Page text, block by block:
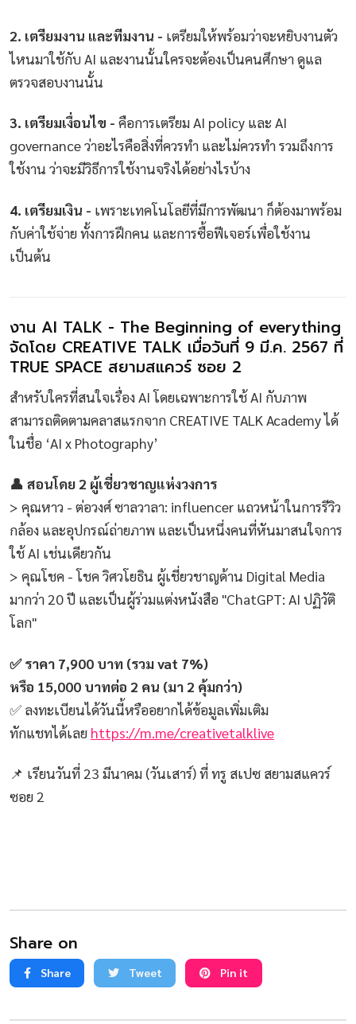
2. เตรียมงาน และทีมงาน - เตรียมให้พร้อมว่าจะหยิบงานตัว
ไหนมาใช้กับ AI และงานนั้นใครจะต้องเป็นคนศึกษา ดูแล
ตรวจสอบงานนั้น
3. เตรียมเงื่อนไข - คือการเตรียม AI policy และ AI
governance ว่าอะไรคือสิ่งที่ควรทำ และไม่ควรทำ รวมถึงการ
ใช้งาน ว่าจะมีวิธีการใช้งานจริงได้อย่างไรบ้าง
4. เตรียมเงิน - เพราะเทคโนโลยีที่มีการพัฒนา ก็ต้องมาพร้อม
กับค่าใช้จ่าย ทั้งการฝึกคน และการซื้อฟีเจอร์เพื่อใช้งาน
เป็นต้น
งาน AI TALK - The Beginning of everything
จัดโดย CREATIVE TALK เมื่อวันที่ 9 มี.ค. 2567 ที่
TRUE SPACE สยามสแควร์ ซอย 2
สำหรับใครที่สนใจเรื่อง AI โดยเฉพาะการใช้ AI กับภาพ
สามารถติดตามคลาสแรกจาก CREATIVE TALK Academy ได้
ในชื่อ ‘AI x Photography’
👤 สอนโดย 2 ผู้เชี่ยวชาญแห่งวงการ
> คุณหาว - ต่อวงศ์ ซาลวาลา: influencer แถวหน้าในการรีวิว
กล้อง และอุปกรณ์ถ่ายภาพ และเป็นหนึ่งคนที่หันมาสนใจการ
ใช้ AI เช่นเดียวกัน
> คุณโชค - โชค วิศวโยธิน ผู้เชี่ยวชาญด้าน Digital Media
มากว่า 20 ปี และเป็นผู้ร่วมแต่งหนังสือ "ChatGPT: AI ปฏิวัติ
โลก"
✅ ราคา 7,900 บาท (รวม vat 7%)
หรือ 15,000 บาทต่อ 2 คน (มา 2 คุ้มกว่า)
✅ ลงทะเบียนได้วันนี้หรืออยากได้ข้อมูลเพิ่มเติม
ทักแชทได้เลย https://m.me/creativetalklive
📌 เรียนวันที่ 23 มีนาคม (วันเสาร์) ที่ ทรู สเปซ สยามสแควร์
ซอย 2
Share on
Share Tweet Pin it